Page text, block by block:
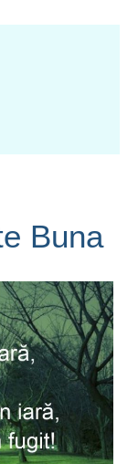
Buna